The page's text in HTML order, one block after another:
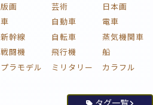
版画 芸術
日本画
車 自動車
電車
新幹線 自転車
蒸気機関車
戦闘機 飛行機
船
プラモデル ミリタリー
カラフル